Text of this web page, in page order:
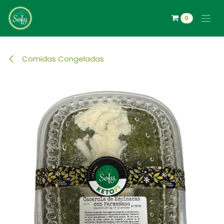
Ir al contenido
0
Comidas Congeladas